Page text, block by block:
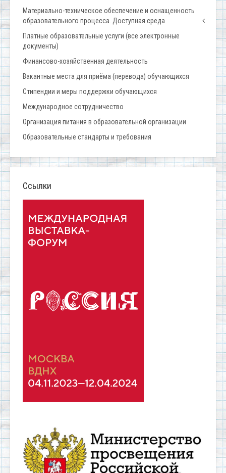
Материально-техническое обеспечение и оснащенность
образовательного процесса. Доступная среда
Платные образовательные услуги (все электронные
документы)
Финансово-хозяйственная деятельность
Вакантные места для приёма (перевода) обучающихся
Стипендии и меры поддержки обучающихся
Международное сотрудничество
Организация питания в образовательной организации
Образовательные стандарты и требования
Ссылки